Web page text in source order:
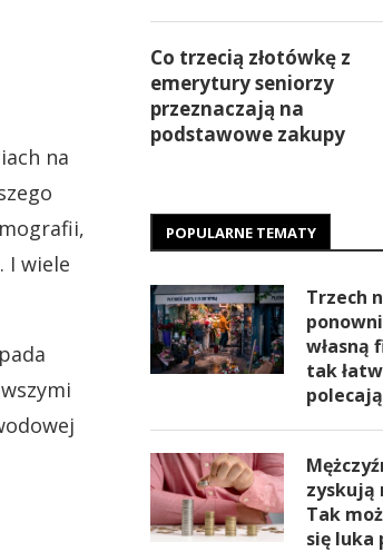
na
I wiele
Co trzecią złotówkę z
emerytury seniorzy
przeznaczają na
podstawowe zakupy
POPULARNE TEMATY
Trzech
własną
tak
polecają
zyskują
Tak
się luka